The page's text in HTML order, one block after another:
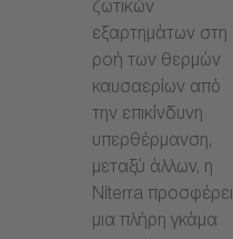
ζωτικών
εξαρτημάτων στη
ροή των θερμών
καυσαερίων από
την επικίνδυνη
υπερθέρμανση,
μεταξύ άλλων, η
Niterra προσφέρει
μια πλήρη γκάμα